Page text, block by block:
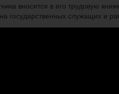
вносятся в его трудовую
государственных служащих и